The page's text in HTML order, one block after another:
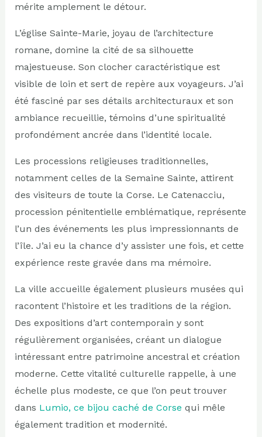
mérite amplement le détour.
L’église Sainte-Marie, joyau de l’architecture
romane, domine la cité de sa silhouette
majestueuse. Son clocher caractéristique est
visible de loin et sert de repère aux voyageurs. J’ai
été fasciné par ses détails architecturaux et son
ambiance recueillie, témoins d’une spiritualité
profondément ancrée dans l’identité locale.
Les processions religieuses traditionnelles,
notamment celles de la Semaine Sainte, attirent
des visiteurs de toute la Corse. Le Catenacciu,
procession pénitentielle emblématique, représente
l’un des événements les plus impressionnants de
l’île. J’ai eu la chance d’y assister une fois, et cette
expérience reste gravée dans ma mémoire.
La ville accueille également plusieurs musées qui
racontent l’histoire et les traditions de la région.
Des expositions d’art contemporain y sont
régulièrement organisées, créant un dialogue
intéressant entre patrimoine ancestral et création
moderne. Cette vitalité culturelle rappelle, à une
échelle plus modeste, ce que l’on peut trouver
dans Lumio, ce bijou caché de Corse qui mêle
également tradition et modernité.